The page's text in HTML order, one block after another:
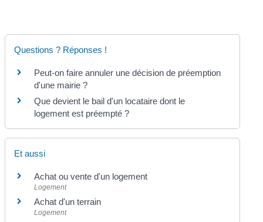
Questions ? Réponses !
Peut-on faire annuler une décision de préemption
d'une mairie ?
Que devient le bail d'un locataire dont le
logement est préempté ?
Et aussi
Achat ou vente d'un logement
Logement
Achat d'un terrain
Logement